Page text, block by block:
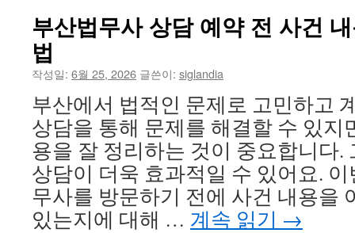
부산법무사 상담 예약 전 사건
법
작성일: 6월 25, 2026 글쓴이: siglandia
부산에서 법적인 문제로 고민하고
상담을 통해 문제를 해결할 수 있지
용을 잘 정리하는 것이 중요합니다.
상담이 더욱 효과적일 수 있어요.
무사를 방문하기 전에 사건 내용을
있는지에 대해 … 계속 읽기 →